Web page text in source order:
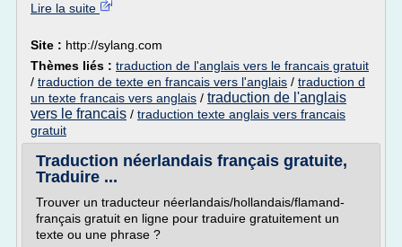
Lire la suite
Site : http://sylang.com
Thèmes liés : traduction de l'anglais vers le francais gratuit
/ traduction de texte en francais vers l'anglais / traduction d
un texte francais vers anglais / traduction de l'anglais
vers le francais / traduction texte anglais vers francais
gratuit
Traduction néerlandais français gratuite,
Traduire ...
Trouver un traducteur néerlandais/hollandais/flamand-
français gratuit en ligne pour traduire gratuitement un
texte ou une phrase ?